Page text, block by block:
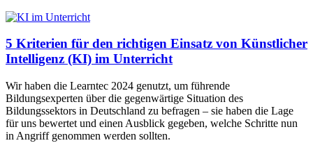
5 Kriterien für den richtigen Einsatz von Künstlicher
Intelligenz (KI) im Unterricht
Wir haben die Learntec 2024 genutzt, um führende
Bildungsexperten über die gegenwärtige Situation des
Bildungssektors in Deutschland zu befragen – sie haben die Lage
für uns bewertet und einen Ausblick gegeben, welche Schritte nun
in Angriff genommen werden sollten.